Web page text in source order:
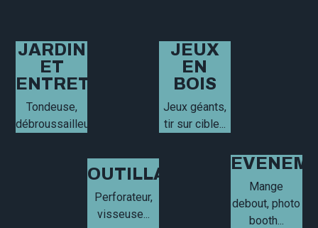
JARDIN
ET
ENTRETIEN
Tondeuse,
débroussailleuse...
OUTILLAGE
Perforateur,
visseuse...
JEUX
EN
BOIS
Jeux géants,
tir sur cible...
Mange
debout, photo
booth...